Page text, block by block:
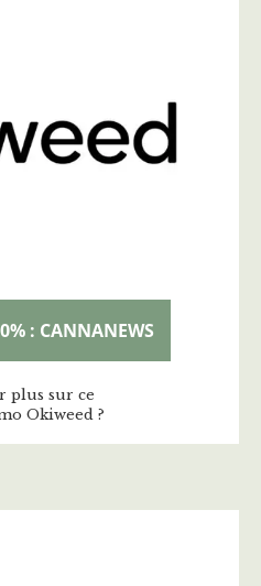
: CANNANEWS
plus sur ce
Okiweed ?